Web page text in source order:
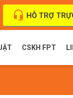
HỖ TRỢ
CSKH FPT